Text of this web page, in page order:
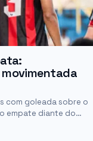
movimentada
com goleada sobre o
empate diante do